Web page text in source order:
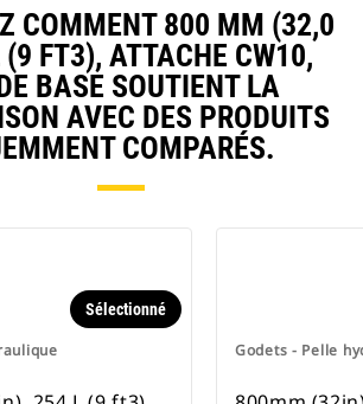
COMMENT 800 MM (32,0
FT3), ATTACHE CW10,
BASE SOUTIENT LA
AVEC DES PRODUITS
COMPARÉS.
Sélectionné
Godets - Pelle